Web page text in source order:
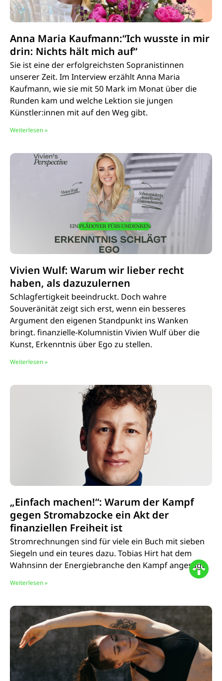
Anna Maria Kaufmann:“Ich wusste in mir
drin: Nichts hält mich auf“
Sie ist eine der erfolgreichsten Sopranistinnen
unserer Zeit. Im Interview erzählt Anna Maria
Kaufmann, wie sie mit 50 Mark im Monat über die
Runden kam und welche Lektion sie jungen
Künstler:innen mit auf den Weg gibt.
Weiterlesen »
Vivien Wulf: Warum wir lieber recht
haben, als dazuzulernen
Schlagfertigkeit beeindruckt. Doch wahre
Souveränität zeigt sich erst, wenn ein besseres
Argument den eigenen Standpunkt ins Wanken
bringt. finanzielle-Kolumnistin Vivien Wulf über die
Kunst, Erkenntnis über Ego zu stellen.
Weiterlesen »
„Einfach machen!“: Warum der Kampf
gegen Stromabzocke ein Akt der
finanziellen Freiheit ist
Stromrechnungen sind für viele ein Buch mit sieben
Siegeln und ein teures dazu. Tobias Hirt hat dem
Wahnsinn der Energiebranche den Kampf angesagt.
Weiterlesen »